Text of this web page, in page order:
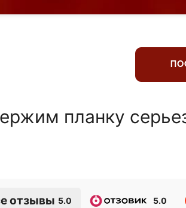
планку
отзывы 5.0 5.0